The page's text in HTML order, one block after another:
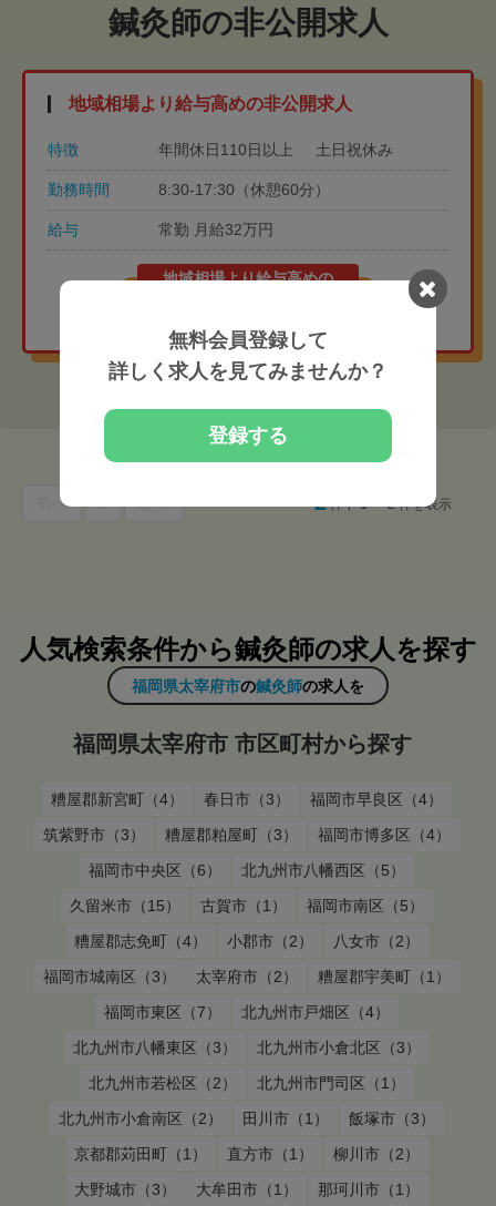
鍼灸師の非公開求人
地域相場より給与高めの非公開求人
特徴 年間休日110日以上 土日祝休み
勤務時間 8:30-17:30（休憩60分）
給与 常勤 月給32万円
地域相場より給与高めの
前へ 1 次へ 2 件中 1 〜 2 件を表示
人気検索条件から鍼灸師の求人を探す
福岡県太宰府市の鍼灸師の求人を
福岡県太宰府市 市区町村から探す
糟屋郡新宮町（4） 春日市（3）
福岡市早良区（4）
筑紫野市（3）
糟屋郡粕屋町（3）
福岡市博多区（4）
福岡市中央区（6）
北九州市八幡西区（5）
久留米市（15）
古賀市（1）
福岡市南区（5）
糟屋郡志免町（4）
小郡市（2）
八女市（2）
福岡市城南区（3）
太宰府市（2）
糟屋郡宇美町（1）
福岡市東区（7）
北九州市戸畑区（4）
北九州市八幡東区（3）
北九州市小倉北区（3）
北九州市若松区（2）
北九州市門司区（1）
北九州市小倉南区（2）
田川市（1）
飯塚市（3）
京都郡苅田町（1）
直方市（1）
柳川市（2）
大野城市（3）
大牟田市（1）
那珂川市（1）
無料会員登録して
詳しく求人を見てみませんか？
登録する